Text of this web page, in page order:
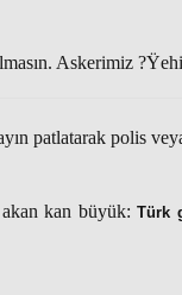
Askerimiz
patlatarak polis
akan kan büyük:Türk